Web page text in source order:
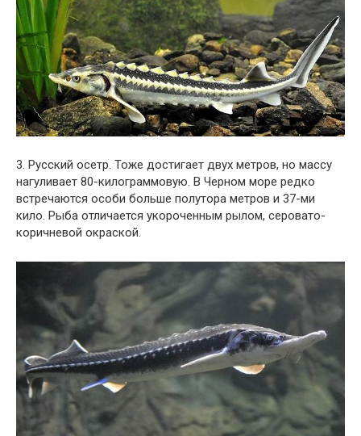
3. Русский осетр. Тоже достигает двух метров, но массу
нагуливает 80-килограммовую. В Черном море редко
встречаются особи больше полутора метров и 37-ми
кило. Рыба отличается укороченным рылом, серовато-
коричневой окраской.